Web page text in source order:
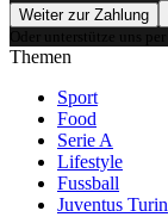
Weiter zur Zahlung
Oder unterstütze uns per
Themen
Sport
Food
Serie A
Lifestyle
Fussball
Juventus Turin